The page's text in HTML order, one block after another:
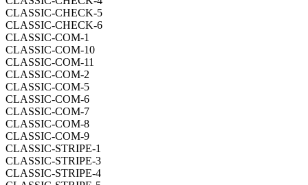
CLASSIC-CHECK-5
CLASSIC-CHECK-6
CLASSIC-COM-1
CLASSIC-COM-10
CLASSIC-COM-11
CLASSIC-COM-2
CLASSIC-COM-5
CLASSIC-COM-6
CLASSIC-COM-7
CLASSIC-COM-8
CLASSIC-COM-9
CLASSIC-STRIPE-1
CLASSIC-STRIPE-3
CLASSIC-STRIPE-4